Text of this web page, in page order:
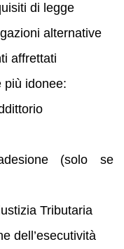
di legge
alternative
affrettati
più idonee:
(solo se
Tributaria
dell’esecutività